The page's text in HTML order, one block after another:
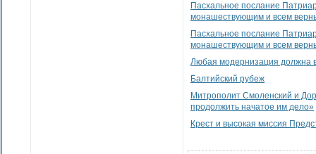
Пасхальное послание
монашествующим и всем
Пасхальное послание
монашествующим и всем
Любая модернизация должна
Балтийский рубеж
Митрополит Смоленский и
продолжить начатое им дело»
Крест и высокая миссия